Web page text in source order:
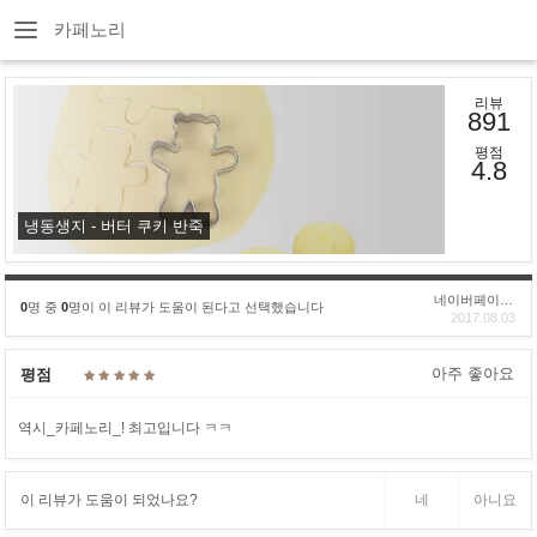
카페노리
냉동생지 - 버터 쿠키 반죽
리뷰
891
평점
4.8
0명 중 0명이 이 리뷰가 도움이 된다고 선택했습니다
2017.08.03
평점 아주 좋아요
역시_카페노리_! 최고입니다 ㅋㅋ
이 리뷰가 도움이 되었나요? 네 아니요